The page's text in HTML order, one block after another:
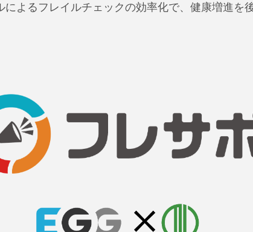
によるフレイルチェックの効率化で、健康増進を